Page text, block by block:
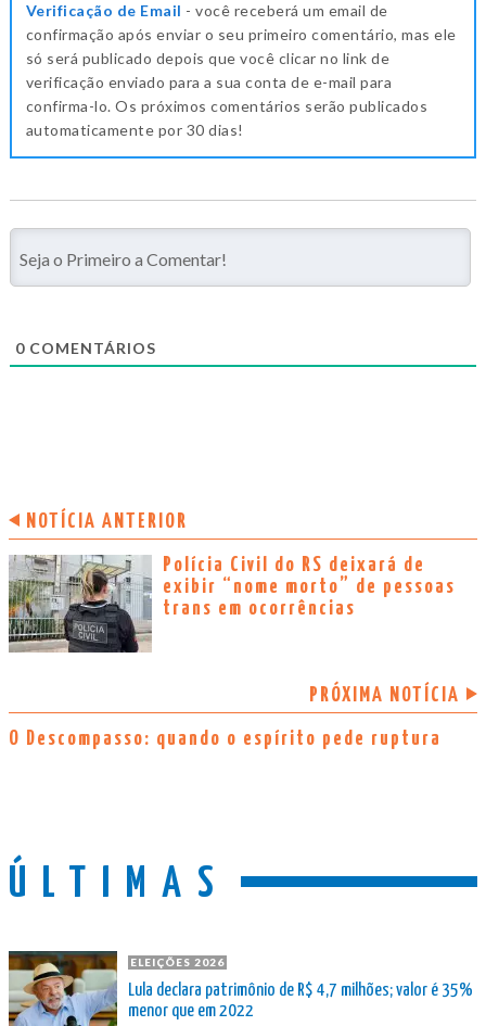
Verificação de Email - você receberá um email de
confirmação após enviar o seu primeiro comentário, mas ele
só será publicado depois que você clicar no link de
verificação enviado para a sua conta de e-mail para
confirma-lo. Os próximos comentários serão publicados
automaticamente por 30 dias!
0 COMENTÁRIOS
NOTÍCIA ANTERIOR
Polícia Civil do RS deixará de
exibir “nome morto” de pessoas
trans em ocorrências
PRÓXIMA NOTÍCIA
O Descompasso: quando o espírito pede ruptura
ÚLTIMAS
ELEIÇÕES 2026
Lula declara patrimônio de R$ 4,7 milhões; valor é 35%
menor que em 2022